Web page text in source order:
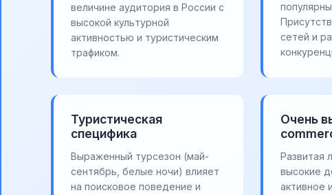
величине аудитория в России с
высокой культурной
активностью и туристическим
трафиком.
сетей и
Туристическая
специфика
Выраженный турсезон (май-
сентябрь, белые ночи) влияет
на поисковое поведение и
Очень
Развитая
высокие
активное